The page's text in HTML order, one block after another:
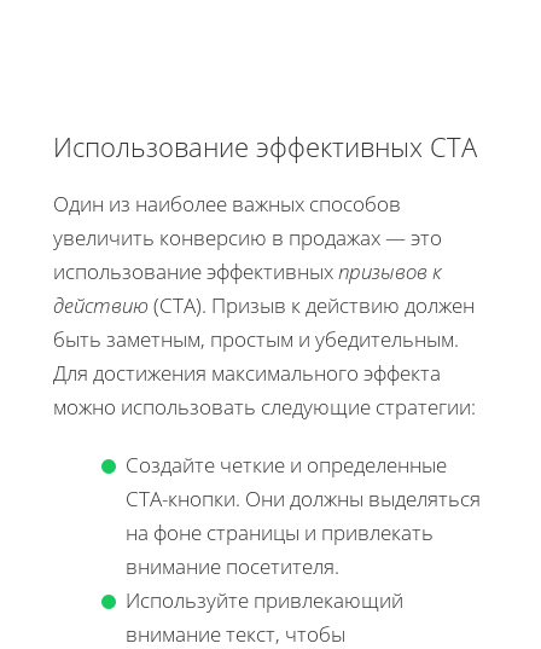
Использование эффективных CTA
Один из наиболее важных способов
увеличить конверсию в продажах — это
использование эффективныхпризывов к
действию (CTA). Призыв к действию должен
быть заметным, простым и убедительным.
Для достижения максимального эффекта
можно использовать следующие стратегии:
Создайте четкие и определенные
CTA-кнопки. Они должны выделяться
на фоне страницы и привлекать
внимание посетителя.
Используйте привлекающий
внимание текст, чтобы